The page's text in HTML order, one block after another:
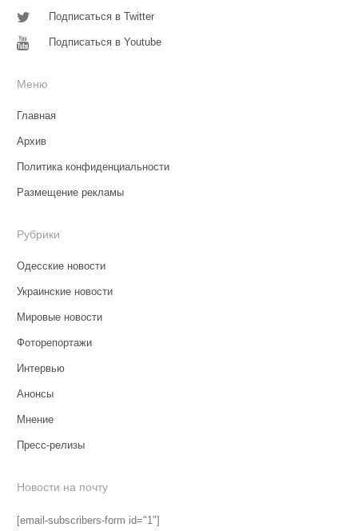
Подписаться в Twitter
Подписаться в Youtube
Меню
Главная
Архив
Политика конфиденциальности
Размещение рекламы
Рубрики
Одесские новости
Украинские новости
Мировые новости
Фоторепортажи
Интервью
Анонсы
Мнение
Пресс-релизы
Новости на почту
[email-subscribers-form id="1"]